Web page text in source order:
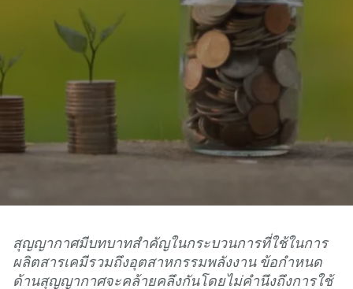
สุญญากาศมีบทบาทสําคัญในกระบวนการที่ใช้ในการ
ผลิตสารเคมีรวมถึงอุตสาหกรรมพลังงาน ข้อกําหนด
ด้านสุญญากาศจะคล้ายคลึงกันโดยไม่คํานึงถึงการใช้